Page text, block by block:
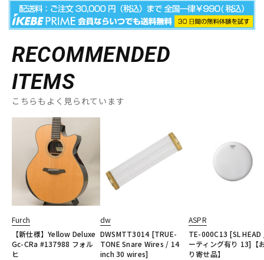
RECOMMENDED
ITEMS
こちらもよく見られています
Furch
【新仕様】Yellow Deluxe
Gc-CRa #137988 フォル
ヒ
dw
DWSMTT3014 [TRUE-
TONE Snare Wires / 14
inch 30 wires]
ASPR
TE-000C13 [SL HEAD
ーティング有り 13]【
り寄せ品】